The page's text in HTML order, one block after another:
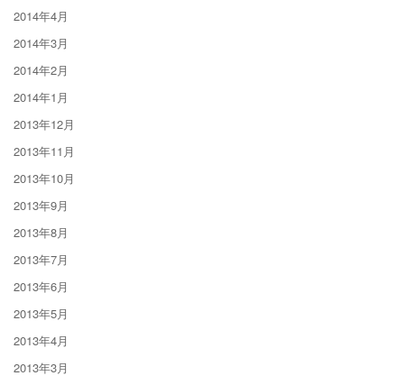
2014年4月
2014年3月
2014年2月
2014年1月
2013年12月
2013年11月
2013年10月
2013年9月
2013年8月
2013年7月
2013年6月
2013年5月
2013年4月
2013年3月